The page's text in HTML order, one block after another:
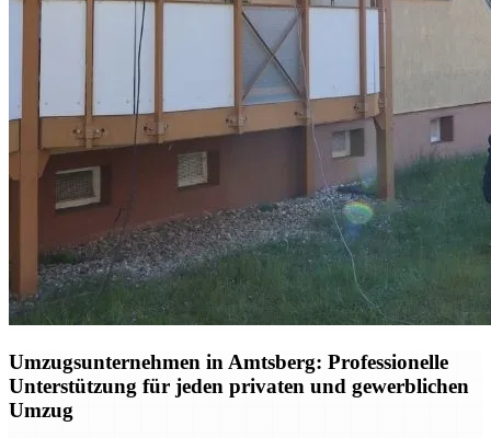
Umzugsunternehmen in Amtsberg: Professionelle
Unterstützung für jeden privaten und gewerblichen
Umzug